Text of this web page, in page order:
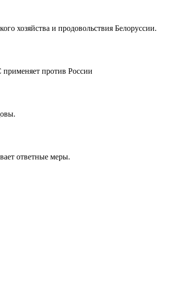
хозяйства и продовольствия Белоруссии.
против России
ответные меры.